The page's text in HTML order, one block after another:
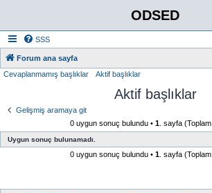
ODSED
SSS
Forum ana sayfa
Cevaplanmamış başlıklar Aktif başlıklar
Aktif başlıklar
Gelişmiş aramaya git
0 uygun sonuç bulundu • 1. sayfa (Toplam
Uygun sonuç bulunamadı.
0 uygun sonuç bulundu • 1. sayfa (Toplam